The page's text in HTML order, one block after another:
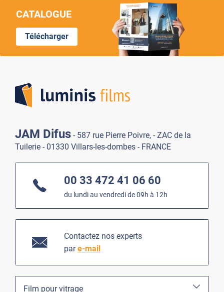
CATALOGUE
Télécharger
JAM Difus - 587 rue Pierre Poivre, - ZAC de la
Tuilerie - 01330 Villars-les-dombes - FRANCE
00 33 472 41 06 60
du lundi au vendredi de 09h à 12h
Contactez nos experts
pare-mail
Film pour vitrage